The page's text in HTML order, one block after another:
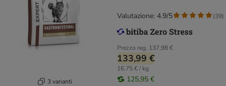
3 varianti
Prezzo reg. 137,98 €
133,99 €
16,75 € / kg
125,95 €
Valutazione: 4.9/5 (39)